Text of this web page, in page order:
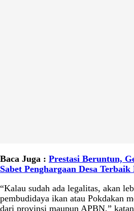
Baca Juga : Prestasi Beruntun,
Sabet Penghargaan Desa
“Kalau sudah ada legalitas, akan
pembudidaya ikan atau Pokdakan
dari provinsi maupun APBN,”